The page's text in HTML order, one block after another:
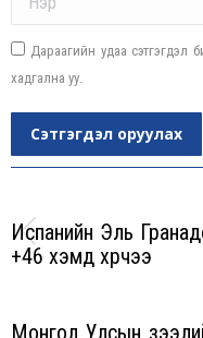
Дараагийн удаа сэтгэгдэл
хадгална уу.
Сэтгэгдэл оруулах
navigation
Испанийн Эль
+46 хэмд хүрчээ
Монгол Улсын